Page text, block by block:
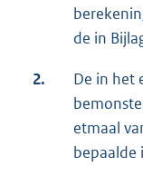
de in
2.
De in het
etmaal
bepaalde